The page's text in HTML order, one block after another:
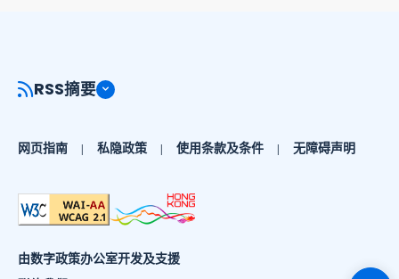
RSS摘要
网页指南 私隐政策 使用条款及条件 无障碍声明
由数字政策办公室开发及支援